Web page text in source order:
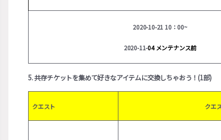
2020-10-21 10：00~
2020-11-04 メンテナンス前
5. 共存チケットを集めて好きなアイテムに交換しちゃおう！(1部)
クエスト クエ